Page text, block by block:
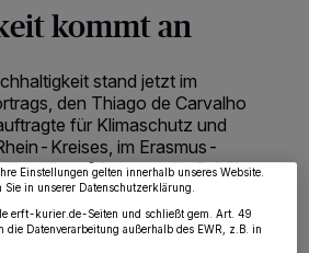
kommt an
stand jetzt im
den Thiago de Carvalho
für Klimaschutz und
Kreises, im Erasmus-
hat. Ihm gelang es, die Schüler
das komplexe Thema
im globalen Kontext“ zu
Umwelt-Team hatte den
Technologien für die unter „Wir und unsere
Ihnen Dienste bereitzustellen“ aufgeführten
sind, sind manche Inhalte und Anzeigen
relevant für Sie. Sie können dieses Menü jederzeit
zu ändern oder Ihre Einwilligung zu
Link Einstellungen oder Ablehnen am unteren
Einstellungen gelten innerhalb unseres Website.
in unserer Datenschutzerklärung.
erft-kurier.de-Seiten und schließt gem. Art. 49
die Datenverarbeitung außerhalb des EWR, z.B. in